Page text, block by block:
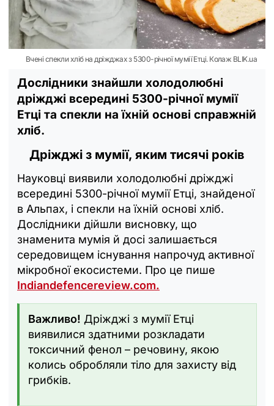
Вчені спекли хліб на дріжджах з 5300-річної мумії Етці. Колаж BLIK.ua
Дослідники знайшли холодолюбні
дріжджі всередині 5300-річної мумії
Етці та спекли на їхній основі справжній
хліб.
Дріжджі з мумії, яким тисячі років
Науковці виявили холодолюбні дріжджі
всередині 5300-річної мумії Етці, знайденої
в Альпах, і спекли на їхній основі хліб.
Дослідники дійшли висновку, що
знаменита мумія й досі залишається
середовищем існування напрочуд активної
мікробної екосистеми. Про це пише
Indiandefencereview.com.
Важливо! Дріжджі з мумії Етці
виявилися здатними розкладати
токсичний фенол – речовину, якою
колись обробляли тіло для захисту від
грибків.